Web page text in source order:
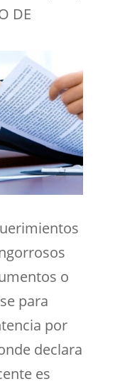
DE
o
para
por
declara
es